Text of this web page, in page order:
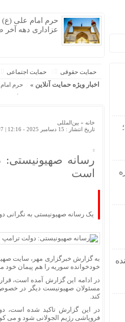
همه مردم ایران »
حرم امام علی (ع)
عزاداری دهه
حمایت حقوقی حمایت اجتماعی
اخبار ویژه حمایت آنلاین »
حرم
تداوم
جلسات
سرکوب
عفو بین‌الملل: حمله
خانه » بین‌المللی
تاریخ انتشار : 15 دسامبر 2025 - 12:16 |
رسانه صهیونیستی:
است
یک رسانه صهیونیستی به نگرانی
خودخوانده سوریه را هم پیمان خود
در ادامه این گزارش آمده است،
مسئولان صهیونیست دیگر در
کند.
در این گزارش تاکید شده است،
فروپاشی رژیم الجولانی شود و می